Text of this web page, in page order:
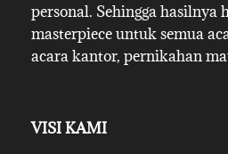
personal. Sehingga hasilnya
masterpiece untuk semua
acara kantor, pernikahan
VISI KAMI